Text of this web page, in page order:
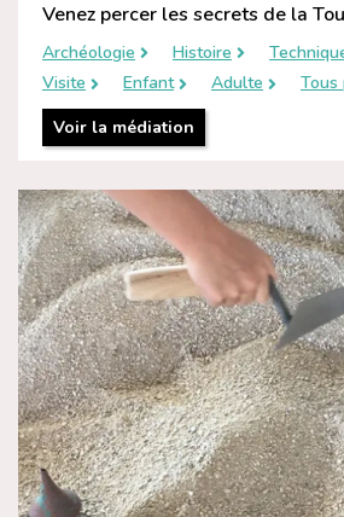
Venez percer les secrets de la
Archéologie Histoire
Visite
Enfant Adulte
Tous
Voir la médiation